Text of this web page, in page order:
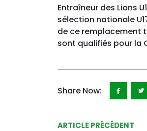
Entraîneur des Lions
sélection nationale
de ce remplacement
sont qualifiés pour la
Share Now:
ARTICLE PRÉCÉDENT